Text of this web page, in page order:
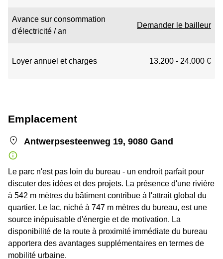
Avance sur consommation
d'électricité / an
Demander le bailleur
Loyer annuel et charges 13.200 - 24.000 €
Emplacement
Antwerpsesteenweg 19, 9080 Gand
Le parc n'est pas loin du bureau - un endroit parfait pour
discuter des idées et des projets. La présence d'une rivière
à 542 m mètres du bâtiment contribue à l'attrait global du
quartier. Le lac, niché à 747 m mètres du bureau, est une
source inépuisable d'énergie et de motivation. La
disponibilité de la route à proximité immédiate du bureau
apportera des avantages supplémentaires en termes de
mobilité urbaine.